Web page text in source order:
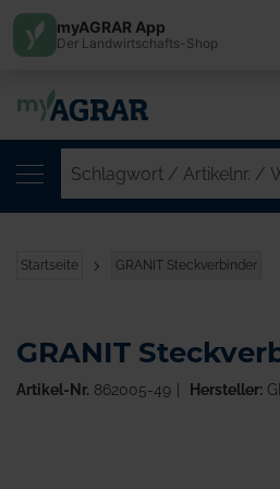
Startseite GRANIT Steckverbinder
GRANIT
Artikel-Nr. 862005-49 Hersteller:
myAGRAR App
Der Landwirtschafts-Shop